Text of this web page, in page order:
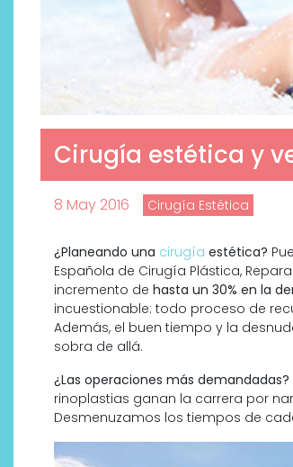
Cirugía estética y
8 May 2016 Cirugía Estética
¿Planeando una cirugía estética?
Española de Cirugía Plástica,
incremento de hasta un 30% en la
incuestionable: todo proceso de
Además, el buen tiempo y la
sobra de allá.
¿Las operaciones más demandadas?
rinoplastias ganan la carrera por
Desmenuzamos los tiempos de